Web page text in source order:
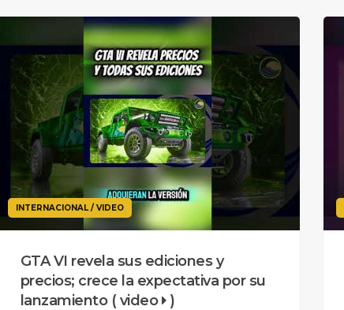
INTERNACIONAL / VIDEO
GTA VI revela sus ediciones y
precios; crece la expectativa por su
lanzamiento ( video )